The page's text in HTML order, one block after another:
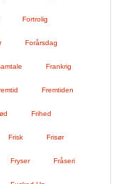
Fortrolig
Forårsdag
Frankrig
Fremtiden
Frihed
Frisk Frisør
Fryser Fråseri